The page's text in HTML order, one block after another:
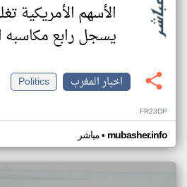
الأسهم الأمريكية
يسجل رابع مكاسبه
اخبار المغرب
Politics
FR23DP
مباشر• mubasher.info